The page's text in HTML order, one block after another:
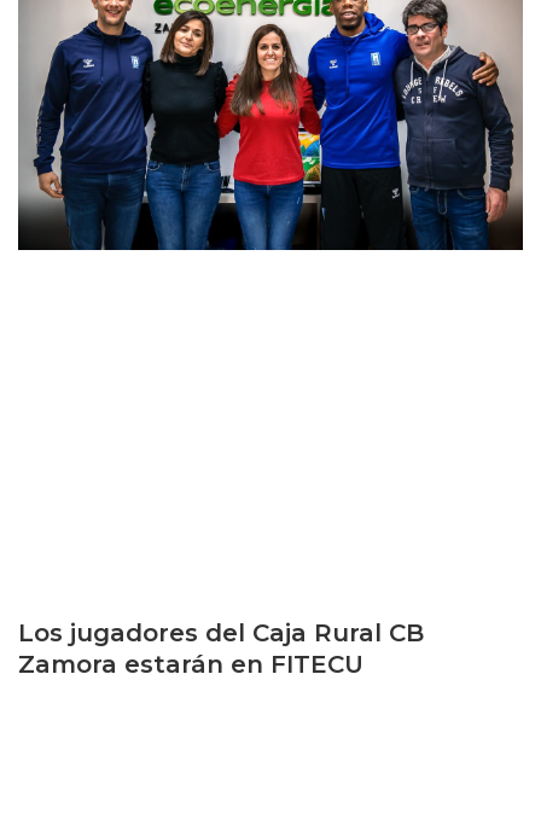
Los jugadores del Caja Rural CB
Zamora estarán en FITECU